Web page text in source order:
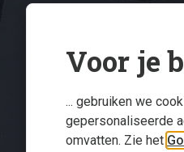
Voor je
... gebruiken we
gepersonaliseerde
omvatten. Zie het